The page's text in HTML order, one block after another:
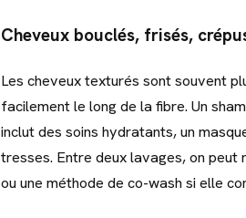
Cheveux bouclés, frisés,
Les cheveux texturés sont souvent
facilement le long de la fibre. Un
inclut des soins hydratants, un
tresses. Entre deux lavages, on peut
ou une méthode de co-wash si elle